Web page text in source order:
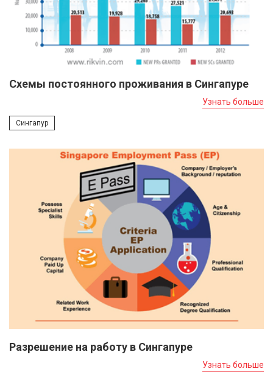
Схемы постоянного проживания в Сингапуре
Узнать больше
Сингапур
Разрешение на работу в Сингапуре
Узнать больше